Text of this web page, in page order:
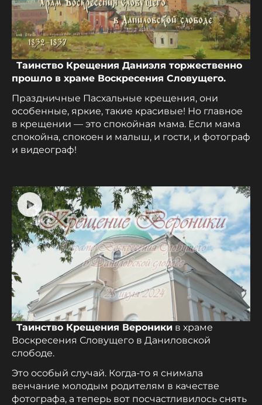
Таинство Крещения Даниэля торжественно
прошло в храме Воскресения Словущего.
Праздничные Пасхальные крещения, они
особенные, яркие, такие красивые! Но главное
в крещении — это спокойная мама. Если мама
спокойна, спокоен и малыш, и гости, и фотограф
и видеограф!
Таинство Крещения Вероники в храме
Воскресения Словущего в Даниловской
слободе.
Это особый случай. Когда-то я снимала
венчание молодым родителям в качестве
фотографа, а теперь вот посчастливилось снять